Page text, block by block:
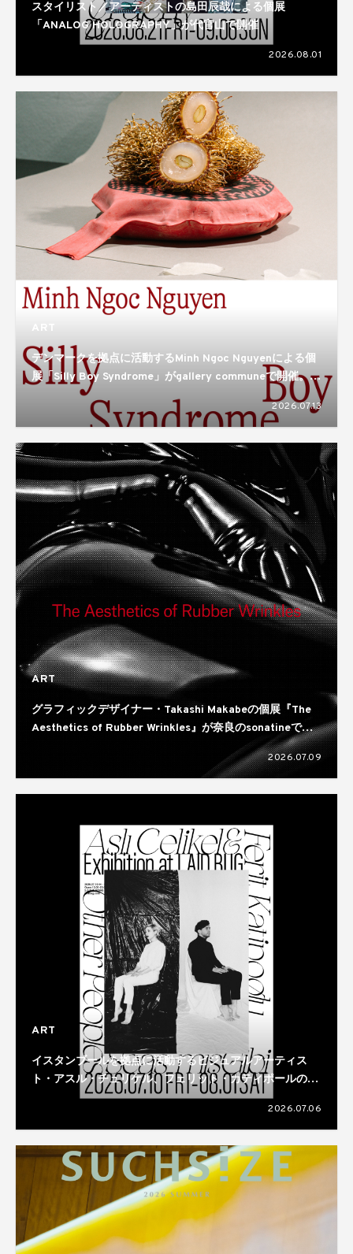
スタイリスト／アーティストの島田辰哉による個展
「ANALOG HOLOGRAPHY」が代官山で開催
2026.08.01
ART
デンマークを拠点に活動するMinh Ngoc Nguyenによる個
展「Silly Boy Syndrome」がgallery communeで開催。揺
れ動き、形づくられるアイデンティティのあり方を描き出
2026.07.13
ART
グラフィックデザイナー・Takashi Makabeの個展『The
Aesthetics of Rubber Wrinkles』が奈良のsonatineで開
2026.07.09
ART
イスタンブールを拠点に活動するビジュアルアーティス
ト・アスル・チュリケル、フェリット・カティポールのデ
ュオ展が開催
2026.07.06